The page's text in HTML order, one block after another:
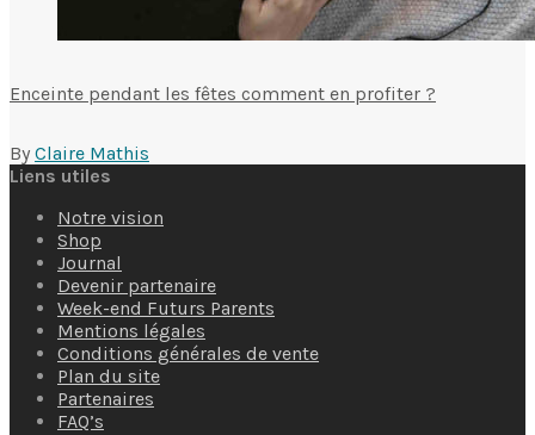
Enceinte pendant les fêtes comment en profiter ?
By Claire Mathis
Liens utiles
Notre vision
Shop
Journal
Devenir partenaire
Week-end Futurs Parents
Mentions légales
Conditions générales de vente
Plan du site
Partenaires
FAQ’s